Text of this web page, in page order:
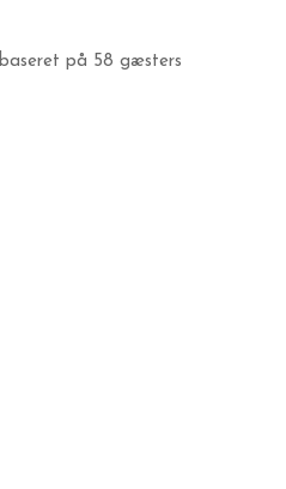
baseret på 58 gæsters